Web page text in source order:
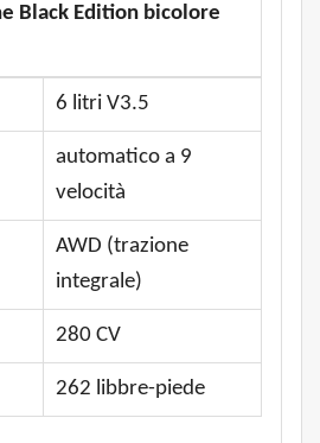
Black Edition bicolore
6 litri V3.5
automatico a 9
velocità
AWD (trazione
integrale)
280 CV
262 libbre-piede